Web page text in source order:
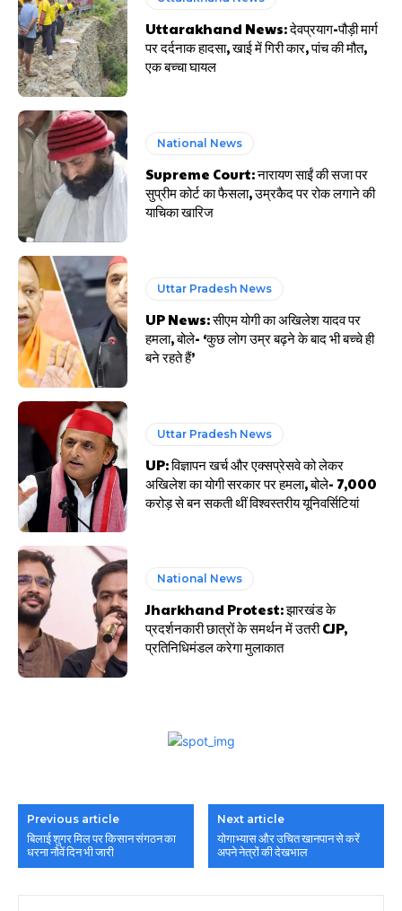
Uttarakhand News: देवप्रयाग-पौड़ी मार्ग
पर दर्दनाक हादसा, खाई में गिरी कार, पांच की मौत,
एक बच्चा घायल
National News
Supreme Court: नारायण साईं की सजा पर
सुप्रीम कोर्ट का फैसला, उम्रकैद पर रोक लगाने की
याचिका खारिज
Uttar Pradesh News
UP News: सीएम योगी का अखिलेश यादव पर
हमला, बोले- ‘कुछ लोग उम्र बढ़ने के बाद भी बच्चे ही
बने रहते हैं’
Uttar Pradesh News
UP: विज्ञापन खर्च और एक्सप्रेसवे को लेकर
अखिलेश का योगी सरकार पर हमला, बोले- 7,000
करोड़ से बन सकती थीं विश्वस्तरीय यूनिवर्सिटियां
National News
Jharkhand Protest: झारखंड के
प्रदर्शनकारी छात्रों के समर्थन में उतरी CJP,
प्रतिनिधिमंडल करेगा मुलाकात
Previous article
बिलाई शुगर मिल पर किसान संगठन का
धरना नौवें दिन भी जारी
Next article
योगाभ्यास और उचित खानपान से करें
अपने नेत्रों की देखभाल